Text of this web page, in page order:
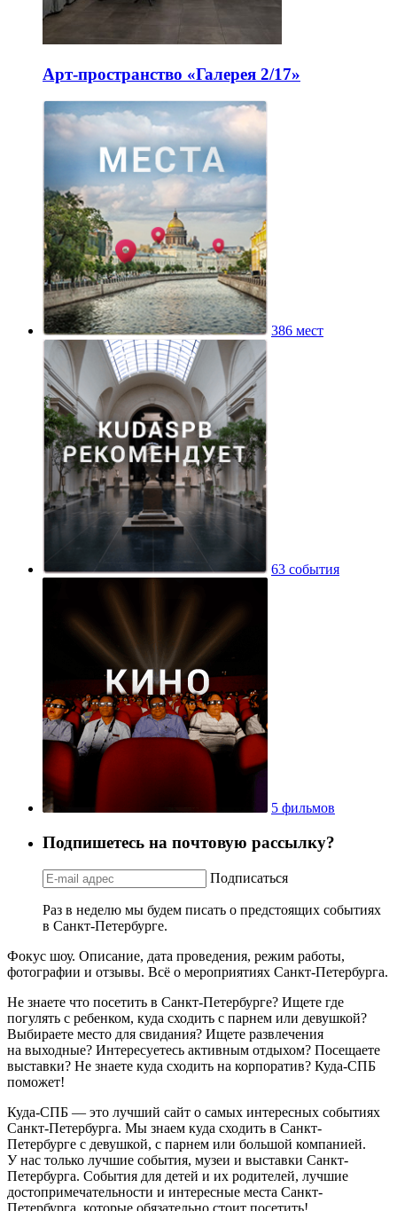
Арт-пространство «Галерея 2/17»
386 мест
63 события
5 фильмов
Подпишетесь на почтовую рассылку?
Подписаться
Раз в неделю мы будем писать о предстоящих событиях
в Санкт-Петербурге.
Фокус шоу. Описание, дата проведения, режим работы,
фотографии и отзывы. Всё о мероприятиях Санкт-Петербурга.
Не знаете что посетить в Санкт-Петербурге? Ищете где
погулять с ребенком, куда сходить с парнем или девушкой?
Выбираете место для свидания? Ищете развлечения
на выходные? Интересуетесь активным отдыхом? Посещаете
выставки? Не знаете куда сходить на корпоратив? Куда-СПБ
поможет!
Куда-СПБ — это лучший сайт о самых интересных событиях
Санкт-Петербурга. Мы знаем куда сходить в Санкт-
Петербурге с девушкой, с парнем или большой компанией.
У нас только лучшие события, музеи и выставки Санкт-
Петербурга. События для детей и их родителей, лучшие
достопримечательности и интересные места Санкт-
Петербурга, которые обязательно стоит посетить!